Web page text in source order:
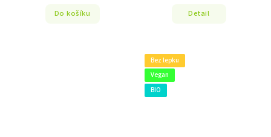
Do košíku Detail
Bez lepku
Vegan
BIO